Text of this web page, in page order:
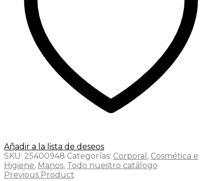
Añadir a la lista de deseos
SKU: 25400948 Categorías: Corporal , Cosmética e
Higiene, Manos, Todo nuestro catálogo
Previous Product